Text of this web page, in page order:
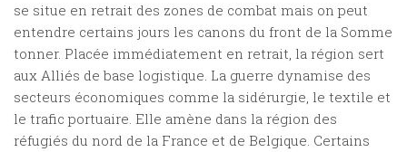
Lieu
Thématique
Plan du site
se situe en retrait des zones de combat mais on peut
entendre certains jours les canons du front de la Somme
tonner. Placée immédiatement en retrait, la région sert
aux Alliés de base logistique. La guerre dynamise des
secteurs économiques comme la sidérurgie, le textile et
le trafic portuaire. Elle amène dans la région des
réfugiés du nord de la France et de Belgique. Certains